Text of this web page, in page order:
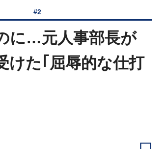
#2
に…元人事部長が
けた｢屈辱的な仕打